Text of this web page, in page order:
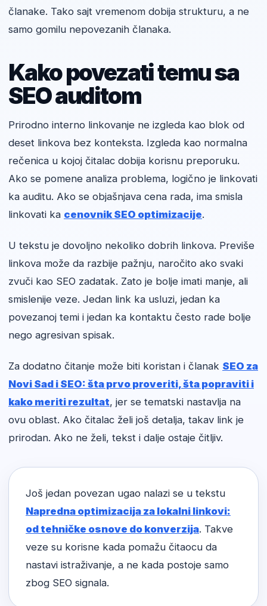
članake. Tako sajt vremenom dobija strukturu, a ne
samo gomilu nepovezanih članaka.
Kako povezati temu sa
SEO auditom
Prirodno interno linkovanje ne izgleda kao blok od
deset linkova bez konteksta. Izgleda kao normalna
rečenica u kojoj čitalac dobija korisnu preporuku.
Ako se pomene analiza problema, logično je linkovati
ka auditu. Ako se objašnjava cena rada, ima smisla
linkovati ka cenovnik SEO optimizacije.
U tekstu je dovoljno nekoliko dobrih linkova. Previše
linkova može da razbije pažnju, naročito ako svaki
zvuči kao SEO zadatak. Zato je bolje imati manje, ali
smislenije veze. Jedan link ka usluzi, jedan ka
povezanoj temi i jedan ka kontaktu često rade bolje
nego agresivan spisak.
Za dodatno čitanje može biti koristan i članak SEO za
Novi Sad i SEO: šta prvo proveriti, šta popraviti i
kako meriti rezultat, jer se tematski nastavlja na
ovu oblast. Ako čitalac želi još detalja, takav link je
prirodan. Ako ne želi, tekst i dalje ostaje čitljiv.
Još jedan povezan ugao nalazi se u tekstu
Napredna optimizacija za lokalni linkovi:
od tehničke osnove do konverzija. Takve
veze su korisne kada pomažu čitaocu da
nastavi istraživanje, a ne kada postoje samo
zbog SEO signala.